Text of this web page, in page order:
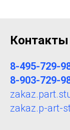
Контакты
8-495-729-
8-903-729-
zakaz.p-art-